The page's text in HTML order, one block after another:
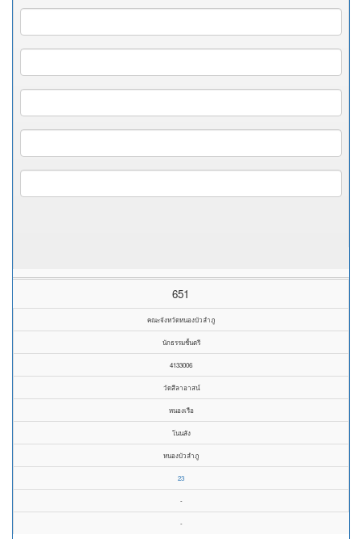
651
คณะจังหวัดหนองบัวลำภู
นักธรรมชั้นตรี
4133006
วัดสีลาอาสน์
หนองเรือ
โนนสัง
หนองบัวลำภู
23
-
-